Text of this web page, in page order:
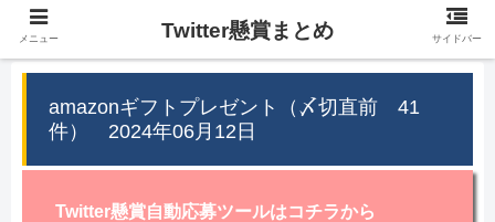
amazonギフトプレゼント（〆切直前 41
件） 2024年06月12日
Twitter懸賞自動応募ツールはコチラから
メニュー Twitter懸賞まとめ サイドバー